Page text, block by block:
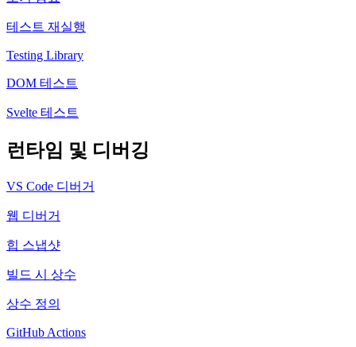
테스트 재실행
Testing Library
DOM 테스트
Svelte 테스트
런타임 및 디버깅
VS Code 디버거
웹 디버거
힙 스냅샷
빌드 시 상수
상수 정의
GitHub Actions